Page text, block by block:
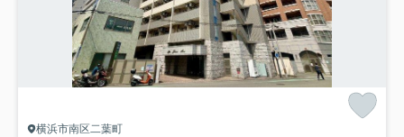
横浜市南区二葉町